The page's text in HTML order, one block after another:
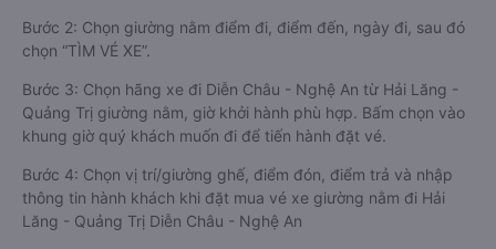
Bước 2: Chọn giường nằm điểm đi, điểm đến, ngày đi, sau đó
chọn “TÌM VÉ XE”.
Bước 3: Chọn hãng xe đi Diễn Châu - Nghệ An từ Hải Lăng -
Quảng Trị giường nằm, giờ khởi hành phù hợp. Bấm chọn vào
khung giờ quý khách muốn đi để tiến hành đặt vé.
Bước 4: Chọn vị trí/giường ghế, điểm đón, điểm trả và nhập
thông tin hành khách khi đặt mua vé xe giường nằm đi Hải
Lăng - Quảng Trị Diễn Châu - Nghệ An